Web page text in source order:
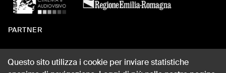
PARTNER
Questo sito utilizza i cookie per inviare statistiche